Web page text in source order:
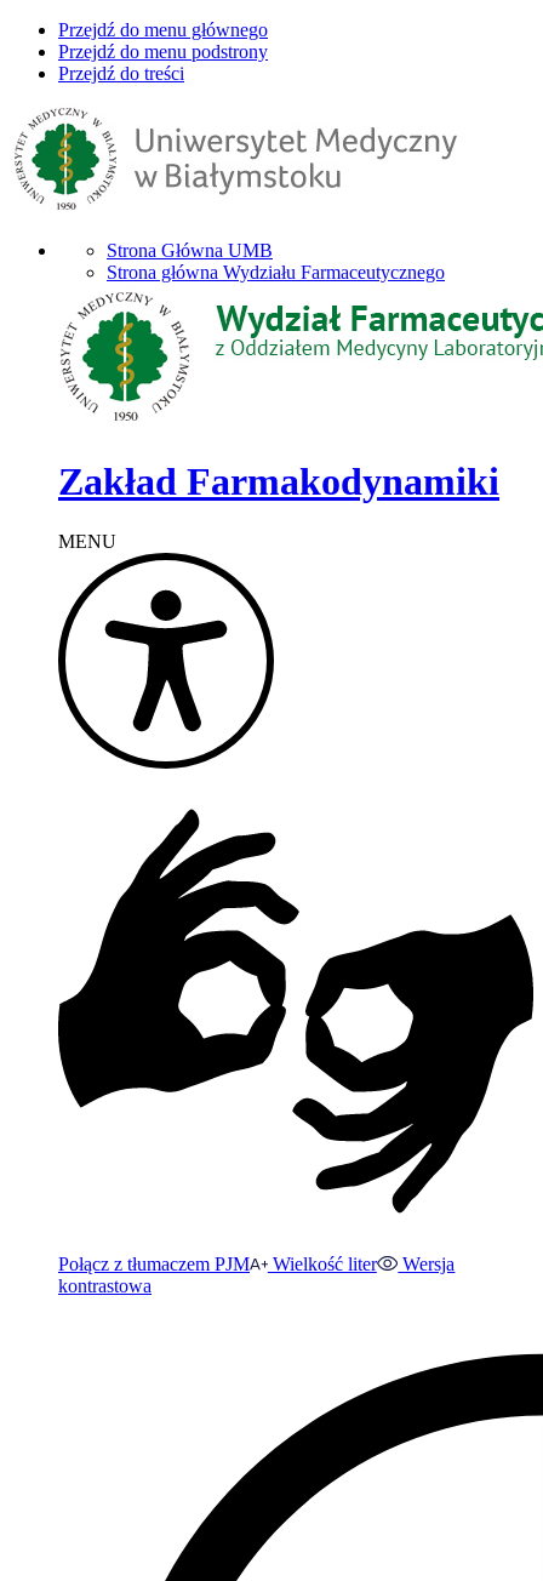
Przejdź do menu głównego
Przejdź do menu podstrony
Przejdź do treści
Strona Główna UMB
Strona główna Wydziału Farmaceutycznego
Zakład Farmakodynamiki
MENU
Połącz z tłumaczem PJM Wielkość liter
Wersja
kontrastowa